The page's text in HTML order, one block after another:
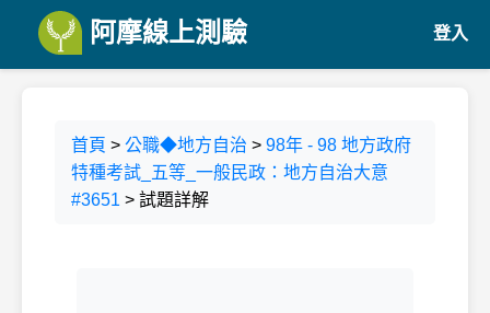
阿摩線上測驗 登入
首頁 > 公職◆地方自治 > 98年 - 98 地方政府
特種考試_五等_一般民政：地方自治大意
#3651 > 試題詳解